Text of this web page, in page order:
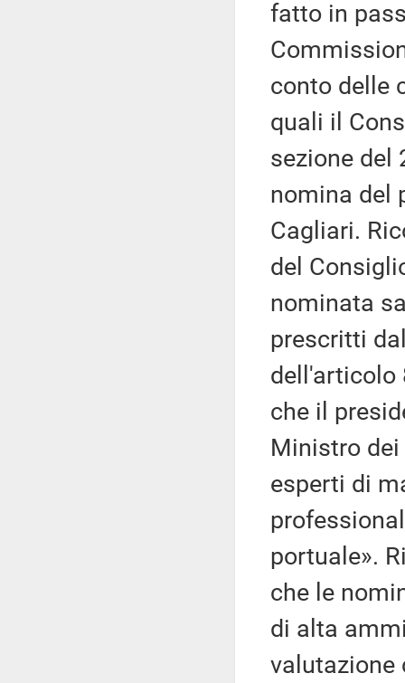
fatto in
conto delle
quali il
sezione del
nomina del
Cagliari.
del
nominata
prescritti
dell'articolo
che il
Ministro
esperti di
portuale».
che le
di alta
valutazione